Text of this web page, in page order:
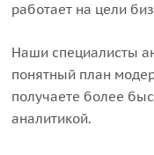
работает на цели
Наши специалисты
понятный план
получаете более
аналитикой.